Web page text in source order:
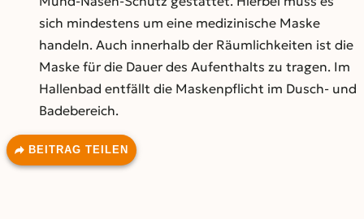
sich mindestens um eine medizinische Maske
handeln. Auch innerhalb der Räumlichkeiten ist die
Maske für die Dauer des Aufenthalts zu tragen. Im
Hallenbad entfällt die Maskenpflicht im Dusch- und
Badebereich.
BEITRAG TEILEN